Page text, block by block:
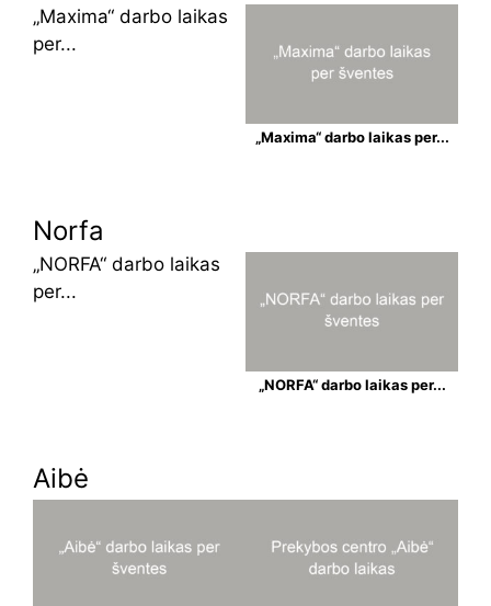
„Maxima“ darbo laikas
per...
„Maxima“ darbo laikas per...
Norfa
„NORFA“ darbo laikas
per...
„NORFA“ darbo laikas per...
Aibė